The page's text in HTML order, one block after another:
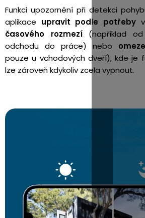
Funkci upozornění při detekci
aplikace upravit podle potřeby
časového rozmezí(například od
odchodu do práce) nebo
pouze u vchodových dveří), kde je
lze zároveň kdykoliv zcela vypnout.